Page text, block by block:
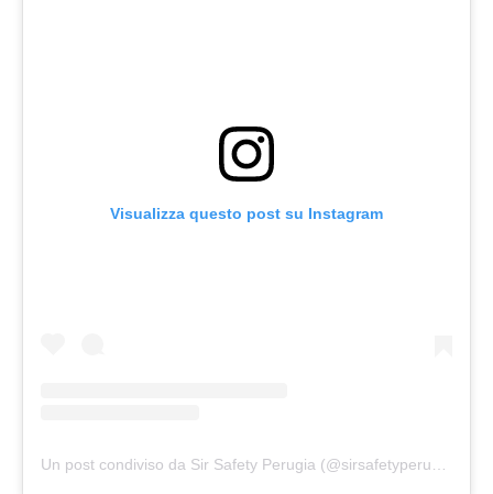
Visualizza questo post su Instagram